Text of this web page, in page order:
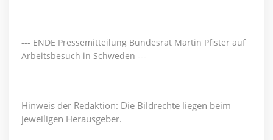
--- ENDE Pressemitteilung Bundesrat Martin Pfister auf
Arbeitsbesuch in Schweden ---
Hinweis der Redaktion: Die Bildrechte liegen beim
jeweiligen Herausgeber.